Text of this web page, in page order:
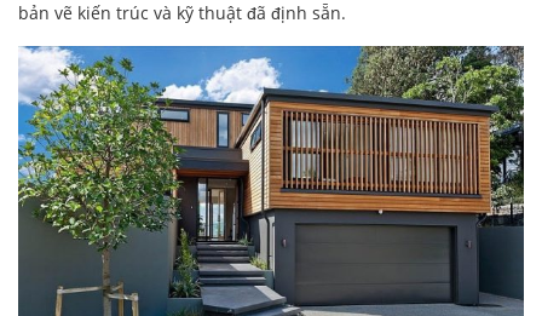
bản vẽ kiến trúc và kỹ thuật đã định sẵn.